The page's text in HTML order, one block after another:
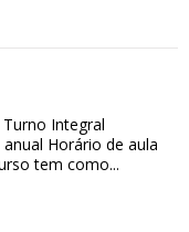
Integral
Horário de aula
tem como...